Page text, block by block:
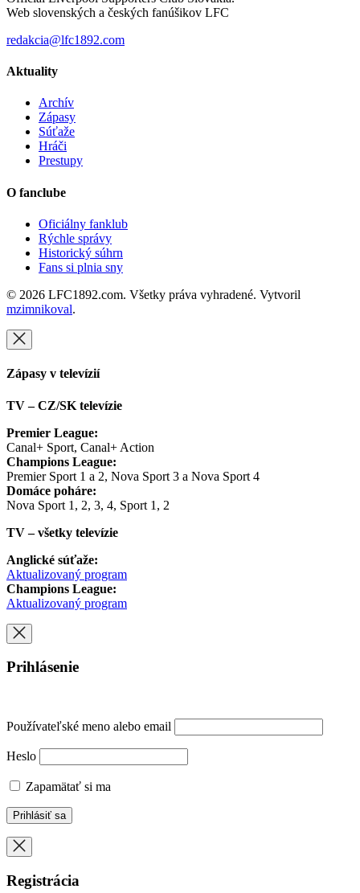
Web slovenských a českých fanúšikov LFC
redakcia@lfc1892.com
Aktuality
Archív
Zápasy
Súťaže
Hráči
Prestupy
O fanclube
Oficiálny fanklub
Rýchle správy
Historický súhrn
Fans si plnia sny
© 2026 LFC1892.com. Všetky práva vyhradené. Vytvoril
mzimnikoval.
Zápasy v televízií
TV – CZ/SK televízie
Premier League:
Canal+ Sport, Canal+ Action
Champions League:
Premier Sport 1 a 2, Nova Sport 3 a Nova Sport 4
Domáce poháre:
Nova Sport 1, 2, 3, 4, Sport 1, 2
TV – všetky televízie
Anglické súťaže:
Aktualizovaný program
Champions League:
Aktualizovaný program
Prihlásenie
Používateľské meno alebo email
Heslo
Zapamätať si ma
Registrácia